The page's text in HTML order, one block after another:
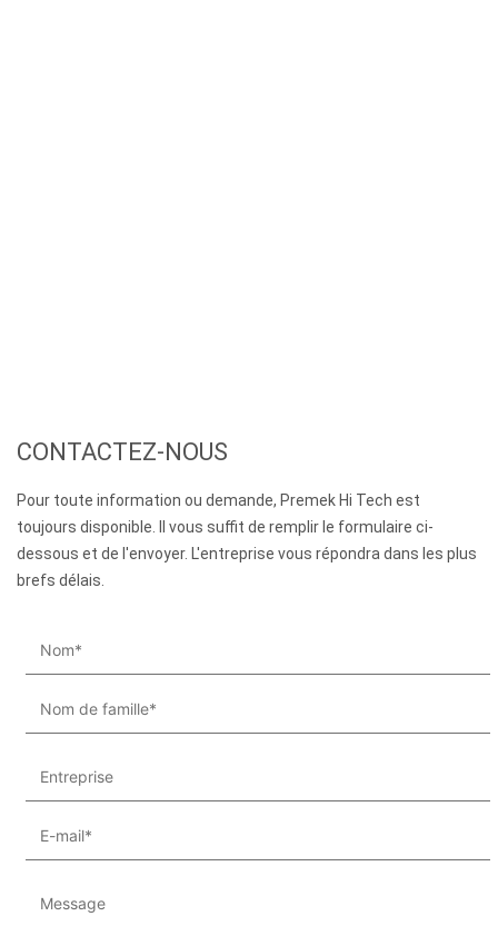
CONTACTEZ-NOUS
Pour toute information ou demande, Premek Hi Tech est
toujours disponible. Il vous suffit de remplir le formulaire ci-
dessous et de l'envoyer. L'entreprise vous répondra dans les plus
brefs délais.